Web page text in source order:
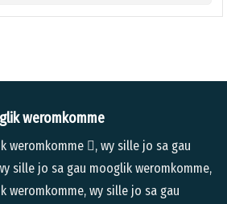
weromkomme
weromkomme , wy sille jo sa gau
sille jo sa gau mooglik weromkomme,
weromkomme, wy sille jo sa gau